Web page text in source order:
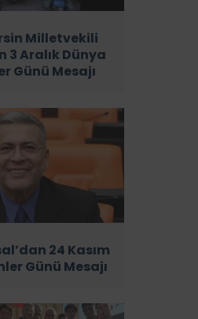
Milletvekili
3 Aralık Dünya
Günü Mesajı
24 Kasım
Günü Mesajı